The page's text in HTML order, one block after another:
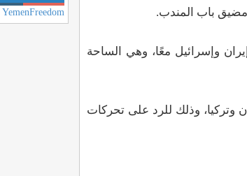
مضيق باب المندب.
وإسرائيل معًا، وهي الساحة
وتركيا، وذلك للرد على تحركات
YemenFreedom